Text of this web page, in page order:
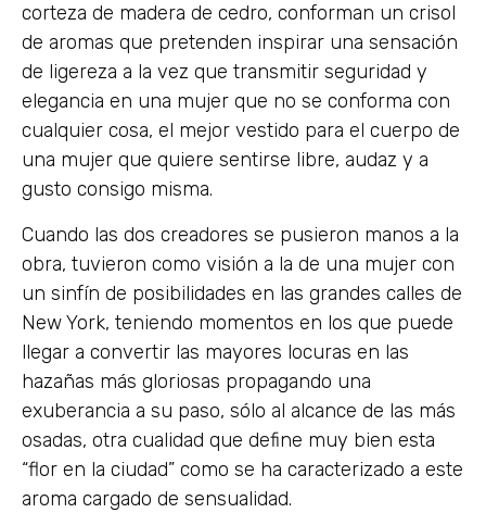
corteza de madera de cedro, conforman un crisol
de aromas que pretenden inspirar una sensación
de ligereza a la vez que transmitir seguridad y
elegancia en una mujer que no se conforma con
cualquier cosa, el mejor vestido para el cuerpo de
una mujer que quiere sentirse libre, audaz y a
gusto consigo misma.
Cuando las dos creadores se pusieron manos a la
obra, tuvieron como visión a la de una mujer con
un sinfín de posibilidades en las grandes calles de
New York, teniendo momentos en los que puede
llegar a convertir las mayores locuras en las
hazañas más gloriosas propagando una
exuberancia a su paso, sólo al alcance de las más
osadas, otra cualidad que define muy bien esta
“flor en la ciudad” como se ha caracterizado a este
aroma cargado de sensualidad.